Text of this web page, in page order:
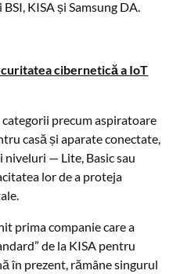
KISA și Samsung DA.
cibernetică a IoT
precum aspiratoare
casă și aparate conectate,
— Lite, Basic sau
lor de a proteja
prima companie care a
de la KISA pentru
în prezent, rămâne singurul